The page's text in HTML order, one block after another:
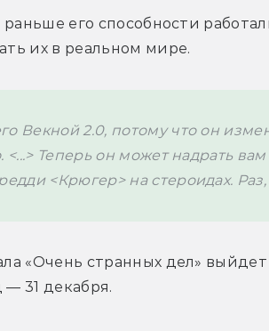
раньше его способности
их в реальном мире.
Векной 2.0, потому что он
<...> Теперь он может надрать
<Крюгер> на стероидах. Раз,
«Очень странных дел»
31 декабря.